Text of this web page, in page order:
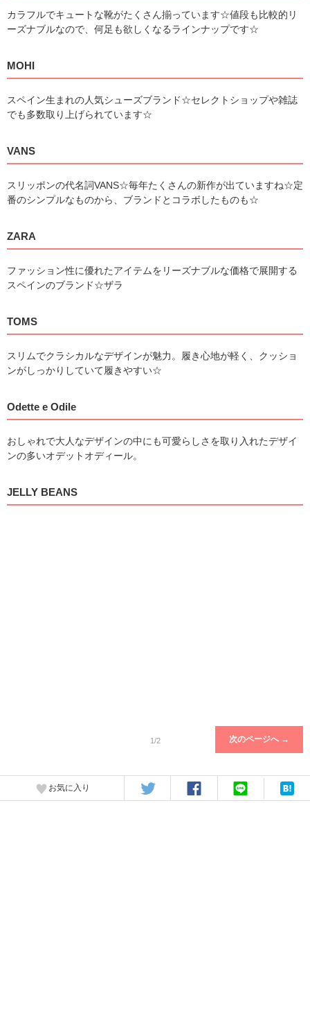
カラフルでキュートな靴がたくさん揃っています☆値段も比較的リ
ーズナブルなので、何足も欲しくなるラインナップです☆
MOHI
スペイン生まれの人気シューズブランド☆セレクトショップや雑誌
でも多数取り上げられています☆
VANS
スリッポンの代名詞VANS☆毎年たくさんの新作が出ていますね☆定
番のシンプルなものから、ブランドとコラボしたものも☆
ZARA
ファッション性に優れたアイテムをリーズナブルな価格で展開する
スペインのブランド☆ザラ
TOMS
スリムでクラシカルなデザインが魅力。履き心地が軽く、クッショ
ンがしっかりしていて履きやすい☆
Odette e Odile
おしゃれで大人なデザインの中にも可愛らしさを取り入れたデザイ
ンの多いオデットオディール。
JELLY BEANS
1/2 次のページへ →
お気に入り